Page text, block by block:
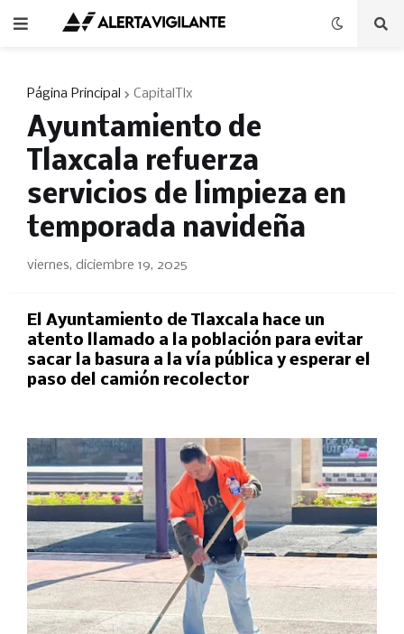
Página Principal CapitalTlx
Ayuntamiento de
Tlaxcala refuerza
servicios de limpieza en
temporada navideña
viernes, diciembre 19, 2025
El Ayuntamiento de Tlaxcala hace un
atento llamado a la población para evitar
sacar la basura a la vía pública y esperar el
paso del camión recolector